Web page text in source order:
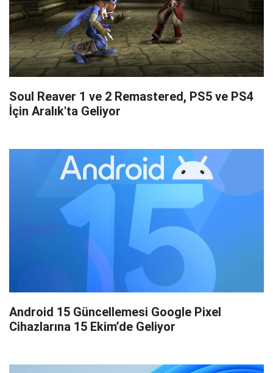
Soul Reaver 1 ve 2 Remastered, PS5 ve PS4
İçin Aralık'ta Geliyor
Android 15 Güncellemesi Google Pixel
Cihazlarına 15 Ekim’de Geliyor